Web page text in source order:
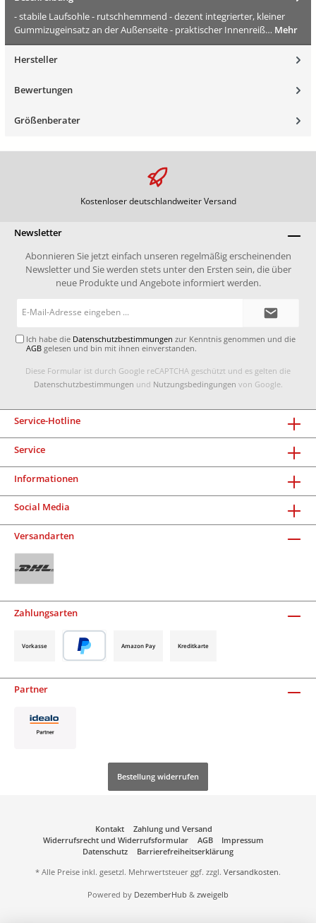
- stabile Laufsohle - rutschhemmend - dezent integrierter, kleiner
Gummizugeinsatz an der Außenseite - praktischer Innenreiß… Mehr
Hersteller
Bewertungen
Größenberater
Kostenloser deutschlandweiter Versand
Newsletter
Abonnieren Sie jetzt einfach unseren regelmäßig erscheinenden
Newsletter und Sie werden stets unter den Ersten sein, die über
neue Produkte und Angebote informiert werden.
Ich habe die Datenschutzbestimmungen zur Kenntnis genommen und die
AGB gelesen und bin mit ihnen einverstanden.
Diese Formular ist durch Google reCAPTCHA geschützt und es gelten die
Datenschutzbestimmungen und Nutzungsbedingungen von Google.
Service-Hotline
Service
Informationen
Social Media
Versandarten
Zahlungsarten
Vorkasse Amazon Pay Kreditkarte
Partner
Bestellung widerrufen
Kontakt
Zahlung und Versand
Widerrufsrecht und Widerrufsformular
AGB
Impressum
Datenschutz
Barrierefreiheitserklärung
* Alle Preise inkl. gesetzl. Mehrwertsteuer ggf. zzgl. Versandkosten.
Powered by DezemberHub & zweigelb